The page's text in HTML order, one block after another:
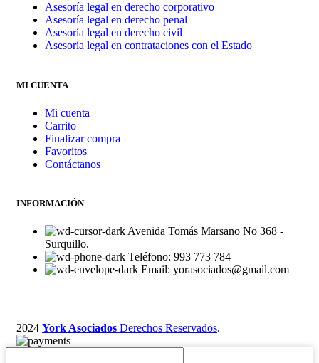
Asesoría legal en derecho corporativo
Asesoría legal en derecho penal
Asesoría legal en derecho civil
Asesoría legal en contrataciones con el Estado
MI CUENTA
Mi cuenta
Carrito
Finalizar compra
Favoritos
Contáctanos
INFORMACIÓN
Avenida Tomás Marsano No 368 -
Surquillo.
Teléfono: 993 773 784
Email: yorasociados@gmail.com
2024 York Asociados Derechos Reservados.